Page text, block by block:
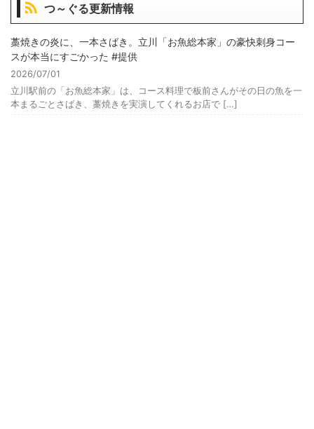
つ～ぐる更新情報
藁焼きの炎に、一本さばき。立川「お魚総本家」の豪快刺身コー
スが本当にすごかった #提供
2026/07/01
立川駅前の「お魚総本家」は、コース料理で板前さんがその日の魚を一
本まるごとさばき、藁焼きを実演してくれるお店で […]